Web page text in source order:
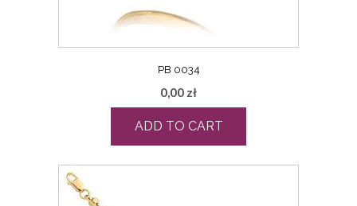
PB 0034
0,00 zł
ADD TO CART